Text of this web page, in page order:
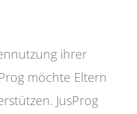
ihrer
möchte Eltern
JusProg